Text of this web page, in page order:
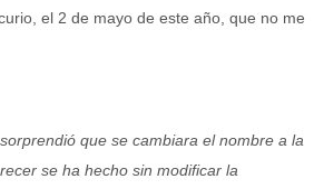
el 2 de mayo de este año, que no me
que se cambiara el nombre a la
se ha hecho sin modificar la